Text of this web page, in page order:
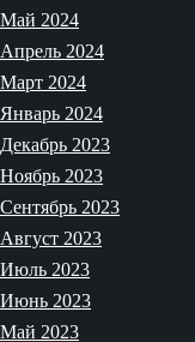
Май 2024
Апрель 2024
Март 2024
Январь 2024
Декабрь 2023
Ноябрь 2023
Сентябрь 2023
Август 2023
Июль 2023
Июнь 2023
Май 2023